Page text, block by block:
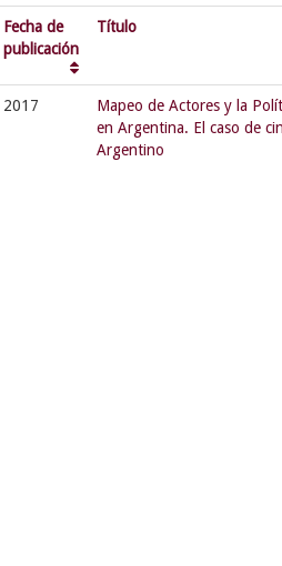
Fecha de
publicación
Título
2017
Mapeo de Actores y la
en Argentina. El caso de
Argentino